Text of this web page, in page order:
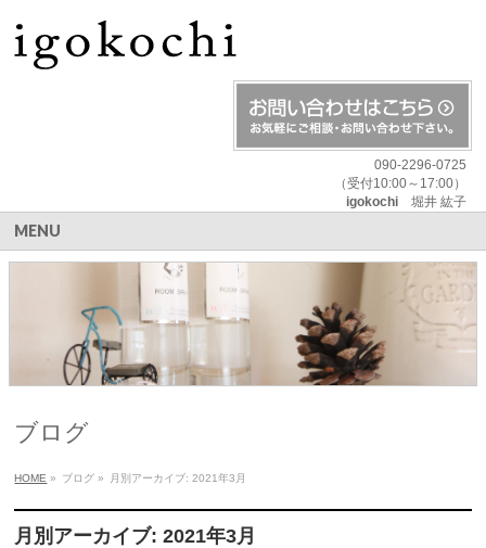
090-2296-0725
（受付10:00～17:00）
igokochi堀井 紘子
MENU
ブログ
HOME » ブログ » 月別アーカイブ: 2021年3月
月別アーカイブ: 2021年3月